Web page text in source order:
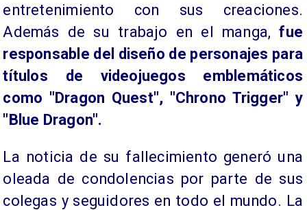
entretenimiento con sus creaciones.
Además de su trabajo en el manga, fue
responsable del diseño de personajes para
títulos de videojuegos emblemáticos
como "Dragon Quest", "Chrono Trigger" y
"Blue Dragon".
​La noticia de su fallecimiento generó una
oleada de condolencias por parte de sus
colegas y seguidores en todo el mundo. La